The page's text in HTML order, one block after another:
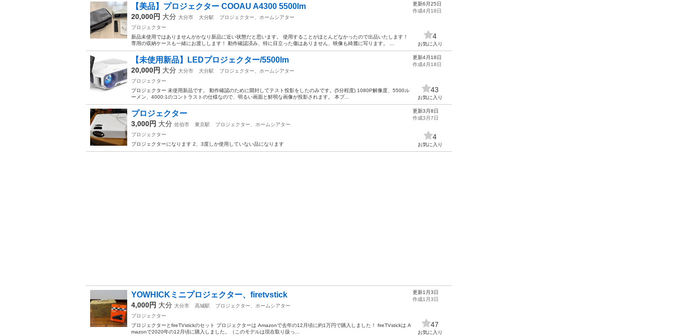
【美品】プロジェクター COOAU A4300 5500lm
20,000円 大分 大分市 大分駅
プロジェクター、ホームシアター
プロジェクター
新品未使用ではありませんがかなり新品に近い状態だと思います。 使用することがほとんどなかったので出品いたします！
専用の収納ケースも一緒にお渡しします！ 動作確認済み、特に目立った傷はありません、映像も綺麗に写ります。 ...
更新6月25日
作成4月18日
4
お気に入り
【未使用新品】LEDプロジェクター/5500lm
20,000円 大分 大分市 大分駅
プロジェクター、ホームシアター
プロジェクター
プロジェクター 未使用新品です。 動作確認のために開封してテスト投影をしたのみです。(5分程度) 1080P解像度、5500ル
ーメン、4000:1のコントラストの仕様なので、明るい画面と鮮明な画像が投影されます。 本プ...
更新4月18日
作成4月18日
43
お気に入り
プロジェクター
3,000円 大分 佐伯市 東京駅
プロジェクター、ホームシアター
プロジェクター
プロジェクターになります 2、3度しか使用していない品になります
更新3月8日
作成3月7日
4
お気に入り
YOWHICKミニプロジェクター、firetvstick
4,000円 大分 大分市 高城駅
プロジェクター、ホームシアター
プロジェクター
プロジェクターとfireTVstickのセット プロジェクターは Amazonで去年の12月頃に約1万円で購入しました！ fireTVstickは A
mazonで2020年の12月頃に購入しました。（このモデルは現在取り扱っ...
更新1月3日
作成1月3日
47
お気に入り